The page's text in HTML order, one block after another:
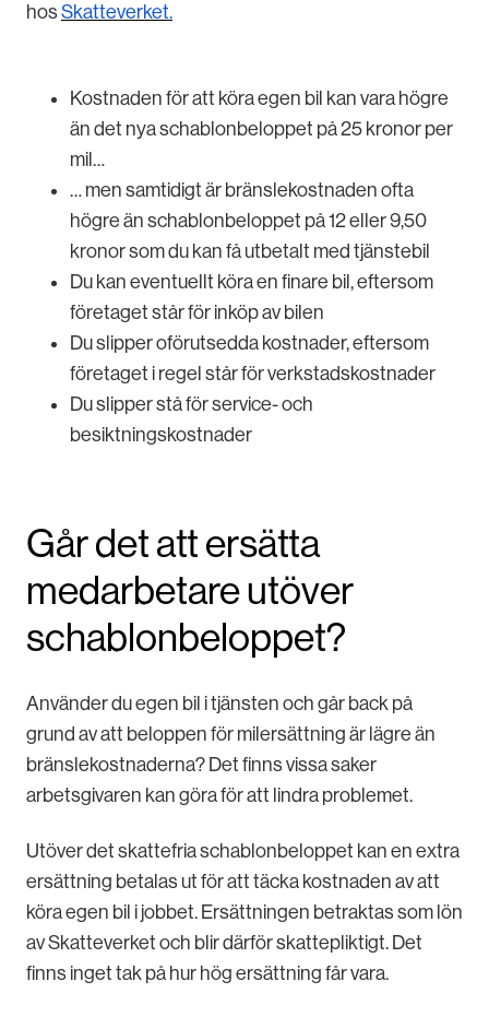
hos Skatteverket.
Kostnaden för att köra egen bil kan vara högre
än det nya schablonbeloppet på 25 kronor per
mil…
… men samtidigt är bränslekostnaden ofta
högre än schablonbeloppet på 12 eller 9,50
kronor som du kan få utbetalt med tjänstebil
Du kan eventuellt köra en finare bil, eftersom
företaget står för inköp av bilen
Du slipper oförutsedda kostnader, eftersom
företaget i regel står för verkstadskostnader
Du slipper stå för service- och
besiktningskostnader
Går det att ersätta
medarbetare utöver
schablonbeloppet?
Använder du egen bil i tjänsten och går back på
grund av att beloppen för milersättning är lägre än
bränslekostnaderna? Det finns vissa saker
arbetsgivaren kan göra för att lindra problemet.
Utöver det skattefria schablonbeloppet kan en extra
ersättning betalas ut för att täcka kostnaden av att
köra egen bil i jobbet. Ersättningen betraktas som lön
av Skatteverket och blir därför skattepliktigt. Det
finns inget tak på hur hög ersättning får vara.